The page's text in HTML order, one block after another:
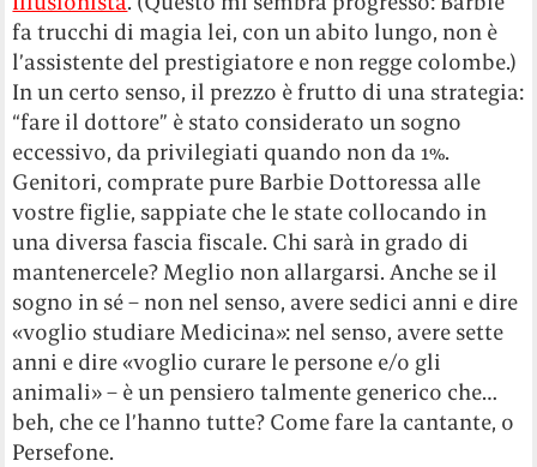
fa trucchi di magia lei, con un abito lungo, non è
l’assistente del prestigiatore e non regge colombe.)
In un certo senso, il prezzo è frutto di una strategia:
“fare il dottore” è stato considerato un sogno
eccessivo, da privilegiati quando non da 1%.
Genitori, comprate pure Barbie Dottoressa alle
vostre figlie, sappiate che le state collocando in
una diversa fascia fiscale. Chi sarà in grado di
mantenercele? Meglio non allargarsi. Anche se il
sogno in sé – non nel senso, avere sedici anni e dire
«voglio studiare Medicina»: nel senso, avere sette
anni e dire «voglio curare le persone e/o gli
animali» – è un pensiero talmente generico che…
beh, che ce l’hanno tutte? Come fare la cantante, o
Persefone.